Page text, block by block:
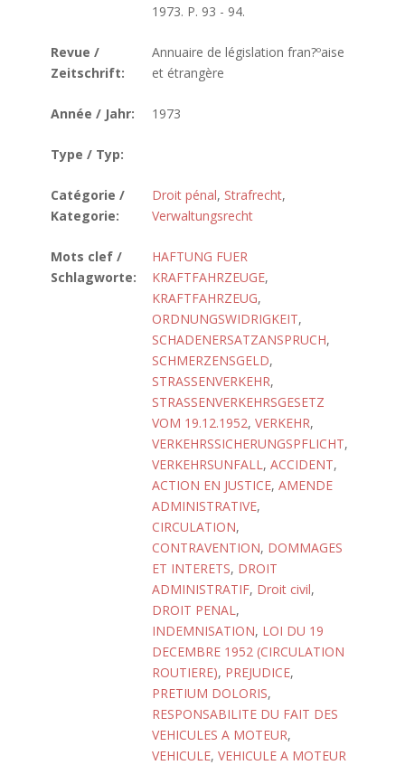
1973. P. 93 - 94.
Revue /
Zeitschrift:
Annuaire de législation fran?ºaise
et étrangère
Année / Jahr: 1973
Type / Typ:
Catégorie /
Kategorie:
Droit pénal, Strafrecht,
Verwaltungsrecht
Mots clef /
Schlagworte:
HAFTUNG FUER
KRAFTFAHRZEUGE,
KRAFTFAHRZEUG,
ORDNUNGSWIDRIGKEIT,
SCHADENERSATZANSPRUCH,
SCHMERZENSGELD,
STRASSENVERKEHR,
STRASSENVERKEHRSGESETZ
VOM 19.12.1952, VERKEHR,
VERKEHRSSICHERUNGSPFLICHT,
VERKEHRSUNFALL, ACCIDENT,
ACTION EN JUSTICE, AMENDE
ADMINISTRATIVE,
CIRCULATION,
CONTRAVENTION, DOMMAGES
ET INTERETS, DROIT
ADMINISTRATIF, Droit civil,
DROIT PENAL,
INDEMNISATION, LOI DU 19
DECEMBRE 1952 (CIRCULATION
ROUTIERE), PREJUDICE,
PRETIUM DOLORIS,
RESPONSABILITE DU FAIT DES
VEHICULES A MOTEUR,
VEHICULE, VEHICULE A MOTEUR